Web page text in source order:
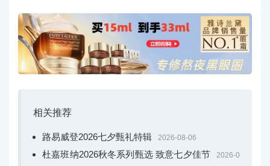
相关推荐
路易威登2026七夕甄礼特辑 2026-08-06
杜嘉班纳2026秋冬系列甄选 致意七夕佳节 2026-0